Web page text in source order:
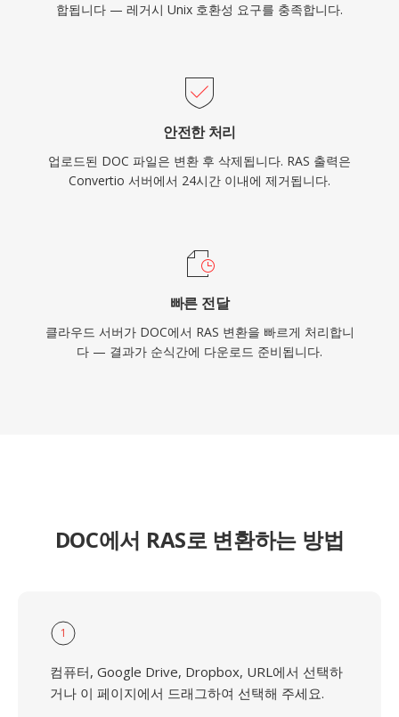
합됩니다 — 레거시 Unix 호환성 요구를 충족합니다.
안전한 처리
업로드된 DOC 파일은 변환 후 삭제됩니다. RAS 출력은
Convertio 서버에서 24시간 이내에 제거됩니다.
빠른 전달
클라우드 서버가 DOC에서 RAS 변환을 빠르게 처리합니
다 — 결과가 순식간에 다운로드 준비됩니다.
DOC에서 RAS로 변환하는 방법
1
컴퓨터, Google Drive, Dropbox, URL에서 선택하
거나 이 페이지에서 드래그하여 선택해 주세요.